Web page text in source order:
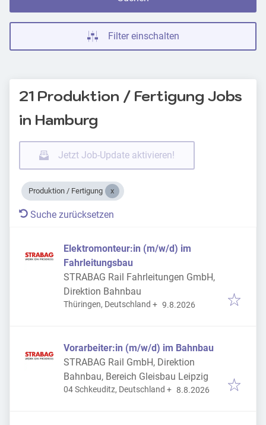
Filter einschalten
21 Produktion / Fertigung Jobs
in Hamburg
Jetzt Job-Update aktivieren!
Produktion / Fertigung
Suche zurücksetzen
Elektromonteur:in (m/w/d) im
Fahrleitungsbau
STRABAG Rail Fahrleitungen GmbH,
Direktion Bahnbau
Thüringen, Deutschland + Veröffentlicht
9.8.2026
Vorarbeiter:in (m/w/d) im Bahnbau
STRABAG Rail GmbH, Direktion
Bahnbau, Bereich Gleisbau Leipzig
04 Schkeuditz, Deutschland + Veröffentlicht
8.8.2026